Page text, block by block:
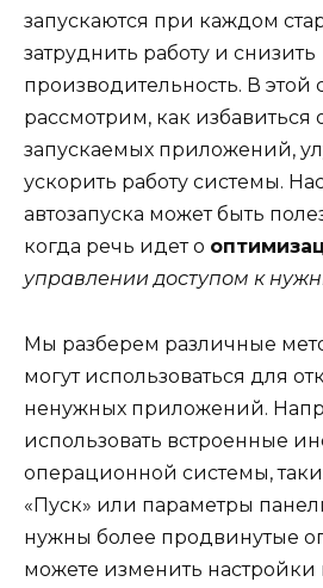
запускаются при каждом
затруднить работу и снизить
производительность. В этой
рассмотрим, как избавиться
запускаемых приложений,
ускорить работу системы.
автозапуска может быть
когда речь идет о
управлении доступом к
Мы разберем различные
могут использоваться для
ненужных приложений.
использовать встроенные
операционной системы,
«Пуск» или параметры
нужны более продвинутые
можете изменить настройки